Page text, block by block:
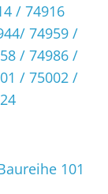
/ 74916
74959 /
/ 74986 /
/ 75002 /
101